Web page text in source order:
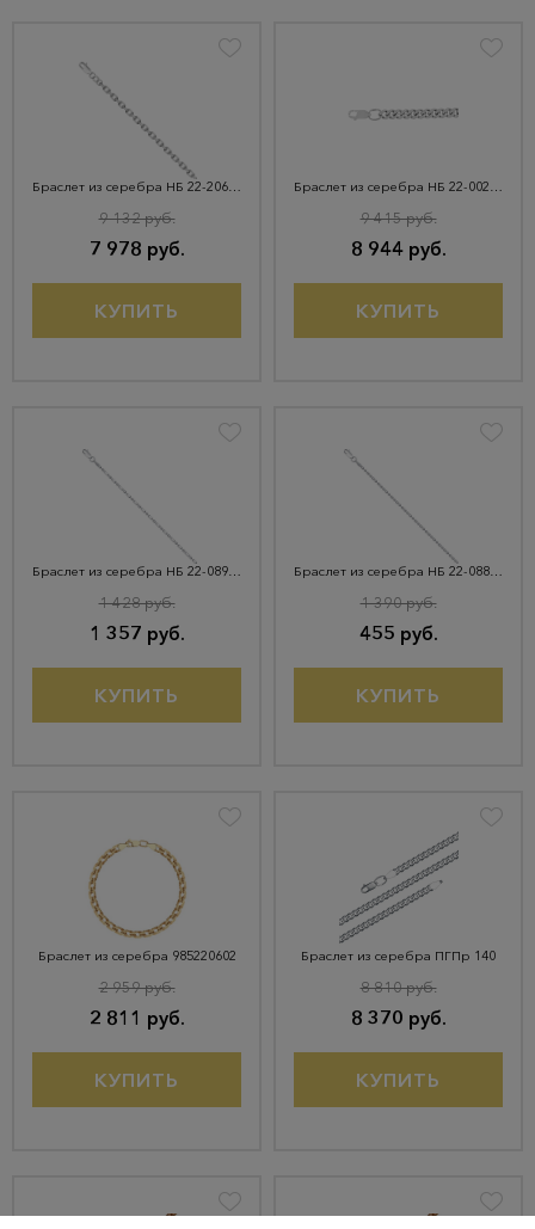
Браслет из серебра НБ 22-206Ю-3
7 978 руб.
9 132 руб.
КУПИТЬ
Браслет из серебра НБ 22-002Ю-3
8 944 руб.
9 415 руб.
КУПИТЬ
Браслет из серебра НБ 22-089Ю-3
1 357 руб.
1 428 руб.
КУПИТЬ
Браслет из серебра НБ 22-088Ю-3
455 руб.
1 390 руб.
КУПИТЬ
Браслет из серебра 985220602
2 811 руб.
2 959 руб.
КУПИТЬ
Браслет из серебра ПГПр 140
8 370 руб.
8 810 руб.
КУПИТЬ